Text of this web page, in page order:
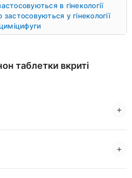
в гінекології
застосовуються у гінекології
таблетки вкриті